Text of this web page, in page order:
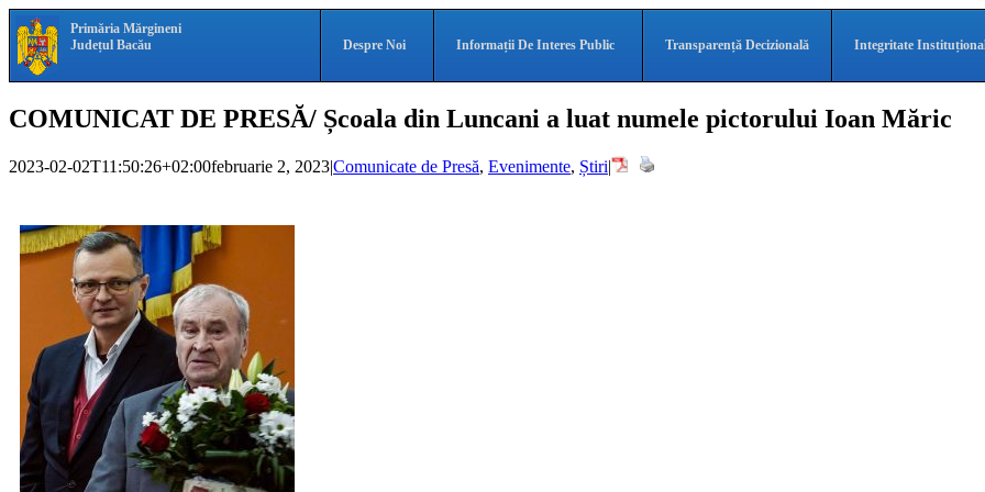
Skip
to
content
Skip
NavigationPrimăria Mărgineni
Județul Bacău
Despre Noi Informații De Interes Public Transparență Decizională Integritate
COMUNICAT DE PRESĂ/ Școala din Luncani a luat numele pictorului Ioan Măric
2023-02-02T11:50:26+02:00februarie 2, 2023|Comunicate de Presă, Evenimente, Știri|